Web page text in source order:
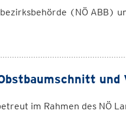
(NÖ ABB)
und
im Rahmen des NÖ